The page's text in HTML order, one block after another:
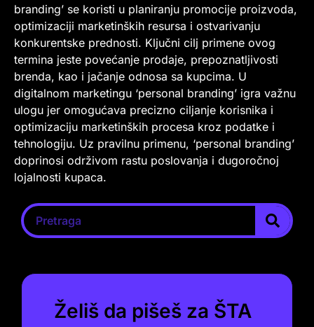
branding’ se koristi u planiranju promocije proizvoda,
optimizaciji marketinških resursa i ostvarivanju
konkurentske prednosti. Ključni cilj primene ovog
termina jeste povećanje prodaje, prepoznatljivosti
brenda, kao i jačanje odnosa sa kupcima. U
digitalnom marketingu ‘personal branding’ igra važnu
ulogu jer omogućava precizno ciljanje korisnika i
optimizaciju marketinških procesa kroz podatke i
tehnologiju. Uz pravilnu primenu, ‘personal branding’
doprinosi održivom rastu poslovanja i dugoročnoj
lojalnosti kupaca.
Želiš da pišeš za ŠTA